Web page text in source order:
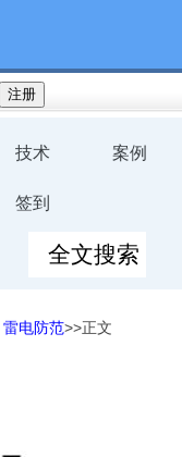
技术 案例
签到
雷电防范>>正文